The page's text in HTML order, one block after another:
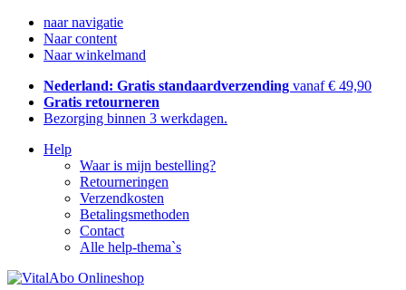
naar navigatie
Naar content
Naar winkelmand
Nederland: Gratis standaardverzending vanaf € 49,90
Gratis retourneren
Bezorging binnen 3 werkdagen.
Help
Waar is mijn bestelling?
Retourneringen
Verzendkosten
Betalingsmethoden
Contact
Alle help-thema`s